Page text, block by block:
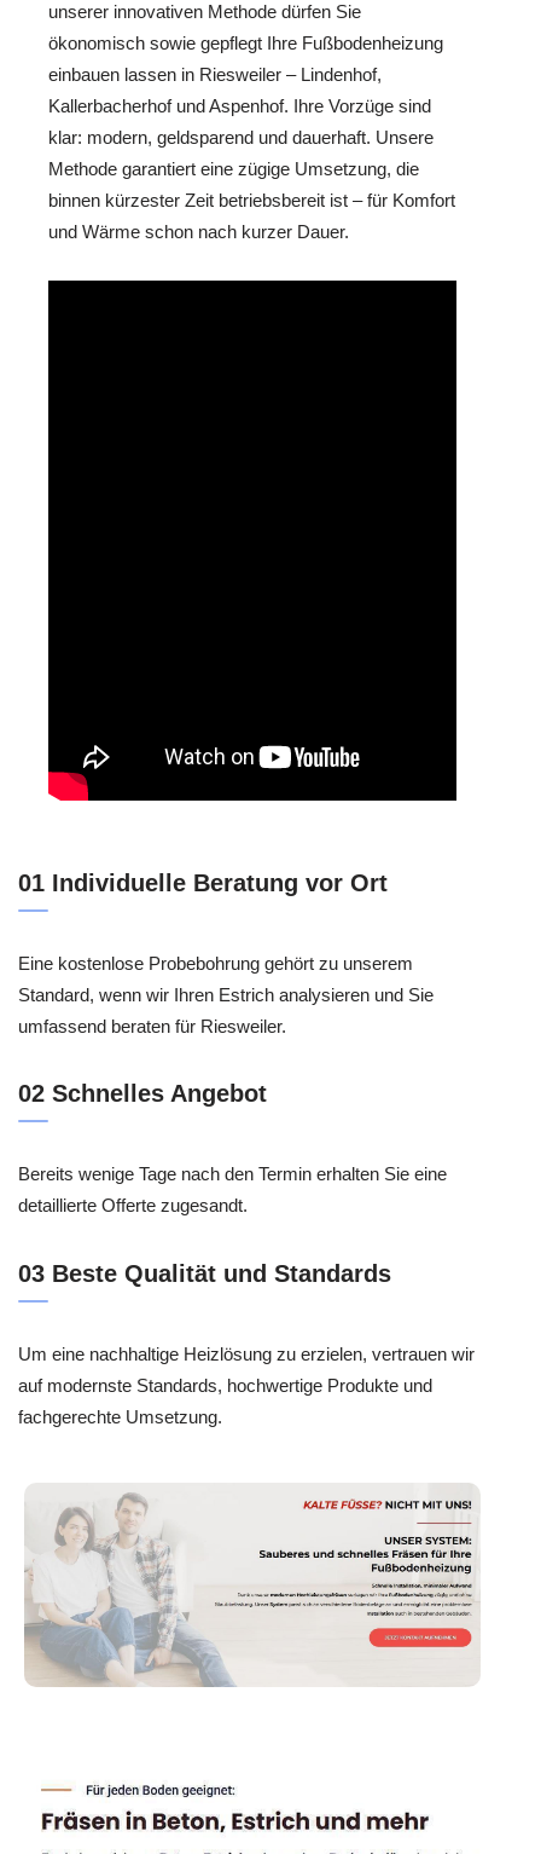
unserer innovativen Methode dürfen Sie
ökonomisch sowie gepflegt Ihre Fußbodenheizung
einbauen lassen in Riesweiler – Lindenhof,
Kallerbacherhof und Aspenhof. Ihre Vorzüge sind
klar: modern, geldsparend und dauerhaft. Unsere
Methode garantiert eine zügige Umsetzung, die
binnen kürzester Zeit betriebsbereit ist – für Komfort
und Wärme schon nach kurzer Dauer.
01 Individuelle Beratung vor Ort
Eine kostenlose Probebohrung gehört zu unserem
Standard, wenn wir Ihren Estrich analysieren und Sie
umfassend beraten für Riesweiler.
02 Schnelles Angebot
Bereits wenige Tage nach den Termin erhalten Sie eine
detaillierte Offerte zugesandt.
03 Beste Qualität und Standards
Um eine nachhaltige Heizlösung zu erzielen, vertrauen wir
auf modernste Standards, hochwertige Produkte und
fachgerechte Umsetzung.